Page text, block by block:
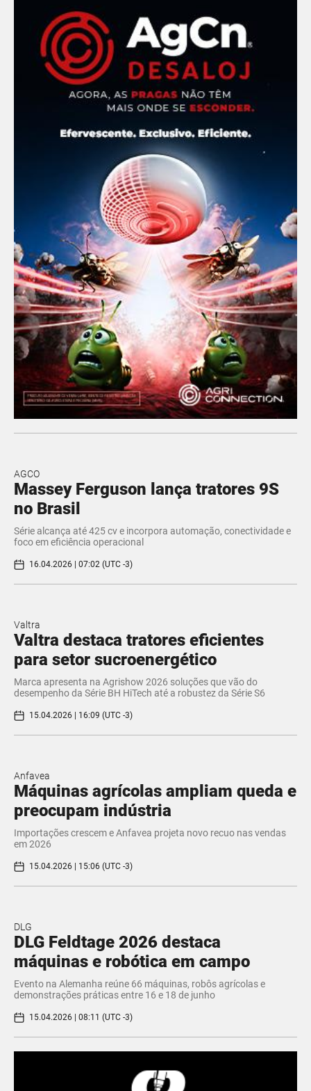
AGCO
Massey Ferguson lança tratores 9S
no Brasil
Série alcança até 425 cv e incorpora automação, conectividade e
foco em eficiência operacional
16.04.2026 | 07:02 (UTC -3)
Valtra
Valtra destaca tratores eficientes
para setor sucroenergético
Marca apresenta na Agrishow 2026 soluções que vão do
desempenho da Série BH HiTech até a robustez da Série S6
15.04.2026 | 16:09 (UTC -3)
Anfavea
Máquinas agrícolas ampliam queda e
preocupam indústria
Importações crescem e Anfavea projeta novo recuo nas vendas
em 2026
15.04.2026 | 15:06 (UTC -3)
DLG
DLG Feldtage 2026 destaca
máquinas e robótica em campo
Evento na Alemanha reúne 66 máquinas, robôs agrícolas e
demonstrações práticas entre 16 e 18 de junho
15.04.2026 | 08:11 (UTC -3)